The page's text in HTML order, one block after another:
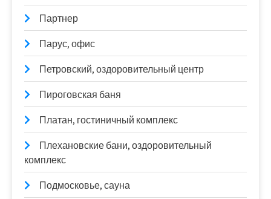
Партнер
Парус, офис
Петровский, оздоровительный центр
Пироговская баня
Платан, гостиничный комплекс
Плехановские бани, оздоровительный
комплекс
Подмосковье, сауна